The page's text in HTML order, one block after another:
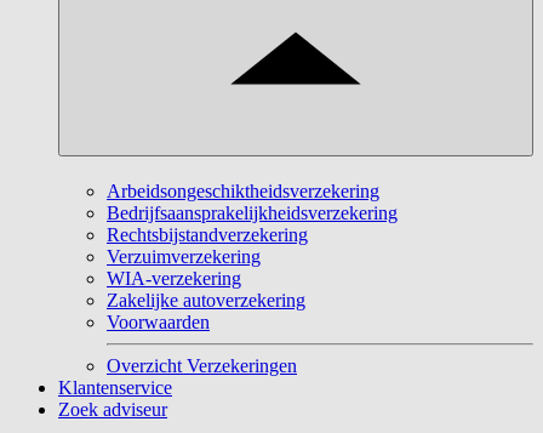
Arbeidsongeschiktheidsverzekering
Bedrijfsaansprakelijkheidsverzekering
Rechtsbijstandverzekering
Verzuimverzekering
WIA-verzekering
Zakelijke autoverzekering
Voorwaarden
Overzicht Verzekeringen
Klantenservice
Zoek adviseur